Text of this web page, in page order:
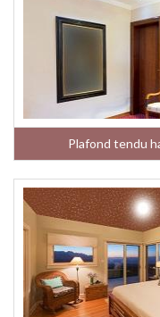
Plafond tendu